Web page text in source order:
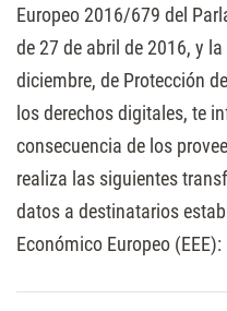
Europeo 2016/679 del
de 27 de abril de 2016, y
diciembre, de Protección
los derechos digitales, te
consecuencia de los
realiza las siguientes
datos a destinatarios
Económico Europeo (EEE):